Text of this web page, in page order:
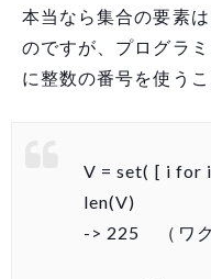
本当なら集合の要素
のですが、プログラ
に整数の番号を使うこ
V = set( [ i for
len(V)
-> 225 （ワク